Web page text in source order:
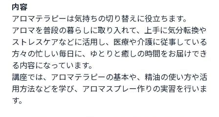
内容
アロマテラピーは気持ちの切り替えに役立ちます。
アロマを普段の暮らしに取り入れて、上手に気分転換や
ストレスケアなどに活用し、医療や介護に従事している
方々の忙しい毎日に、ゆとりと癒しの時間をお届けでき
る内容になっています。
講座では、アロマテラピーの基本や、精油の使い方や活
用方法などを学び、アロマスプレー作りの実習を行いま
す。